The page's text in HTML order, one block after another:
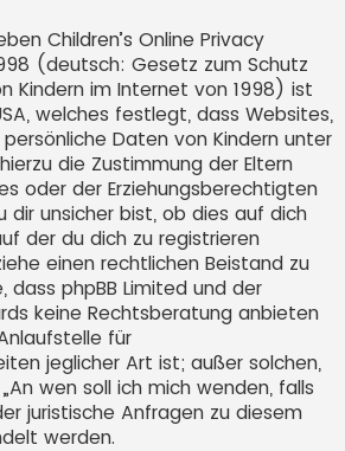
Children’s Online Privacy
(deutsch: Gesetz zum Schutz
Kindern im Internet von 1998) ist
welches festlegt, dass Websites,
Daten von Kindern unter
die Zustimmung der Eltern
oder der Erziehungsberechtigten
dir unsicher bist, ob dies auf dich
der du dich zu registrieren
einen rechtlichen Beistand zu
dass phpBB Limited und der
keine Rechtsberatung anbieten
für
jeglicher Art ist; außer solchen,
wen soll ich mich wenden, falls
juristische Anfragen zu diesem
werden.